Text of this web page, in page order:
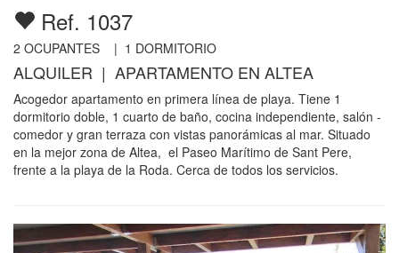
Ref. 1037
2 OCUPANTES | 1 DORMITORIO
ALQUILER | APARTAMENTO EN ALTEA
Acogedor apartamento en primera línea de playa. Tiene 1
dormitorio doble, 1 cuarto de baño, cocina independiente, salón -
comedor y gran terraza con vistas panorámicas al mar. Situado
en la mejor zona de Altea, el Paseo Marítimo de Sant Pere,
frente a la playa de la Roda. Cerca de todos los servicios.